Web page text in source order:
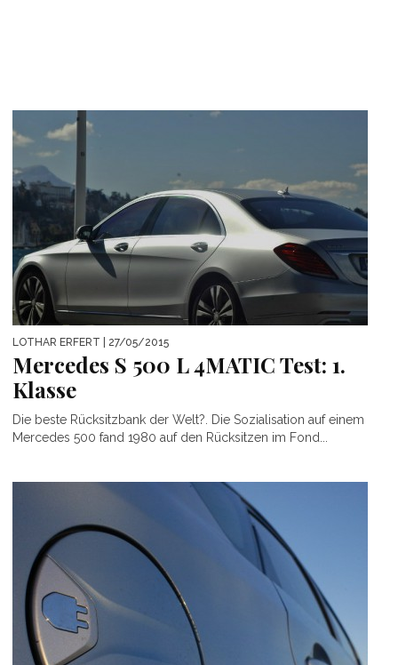
LOTHAR ERFERT | 27/05/2015
Mercedes S 500 L 4MATIC Test: 1.
Klasse
Die beste Rücksitzbank der Welt?. Die Sozialisation auf einem
Mercedes 500 fand 1980 auf den Rücksitzen im Fond...